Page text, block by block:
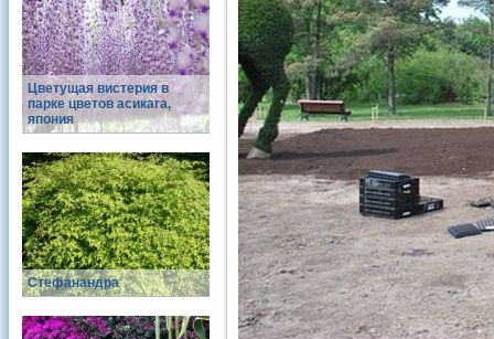
Цветущая вистерия в
парке цветов асикага,
япония
Стефанандра